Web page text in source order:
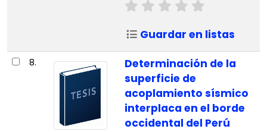
Guardar en listas
8.
Determinación de la
superficie de
acoplamiento sísmico
interplaca en el borde
occidental del Perú